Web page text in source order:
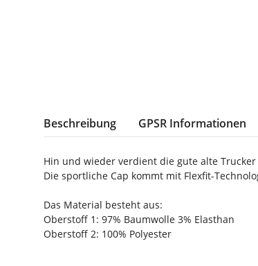
weitere Registerkarten anzeigen
Beschreibung GPSR Informationen
Hin und wieder verdient die gute alte
Die sportliche Cap kommt mit Flexfit-
Das Material besteht aus:
Oberstoff 1: 97% Baumwolle 3% Elasthan
Oberstoff 2: 100% Polyester